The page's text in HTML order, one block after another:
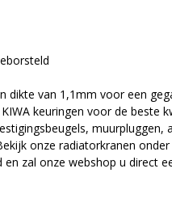
dikte van 1,1mm voor een
keuringen voor de beste
onze radiatorkranen
zal onze webshop u direct